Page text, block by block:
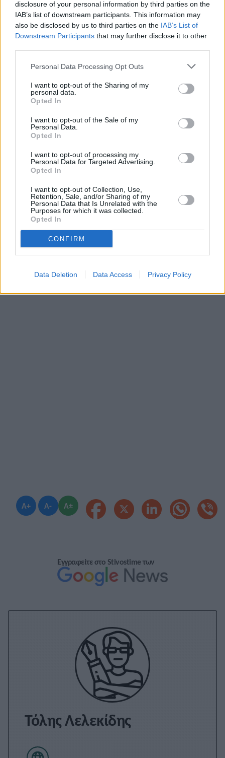
disclosure of your personal information by third parties on the
IAB’s list of downstream participants. This information may
also be disclosed by us to third parties on the IAB’s List of
Downstream Participants that may further disclose it to other
Personal Data Processing Opt Outs
I want to opt-out of the Sharing of my
personal data.
Opted In
I want to opt-out of the Sale of my
Personal Data.
Opted In
I want to opt-out of processing my
Personal Data for Targeted Advertising.
Opted In
I want to opt-out of Collection, Use,
Retention, Sale, and/or Sharing of my
Personal Data that Is Unrelated with the
Purposes for which it was collected.
Opted In
CONFIRM
Data Deletion Data Access Privacy Policy
A+ A- A±
WOJTUNIK Klaudia
SEDNEY Zoë
1792GRE
PESIRIDOU Elisavet
12.9313.17
1566DEN
HELTBECH Mathilde
Εγγραφείτε στο Stivostime των
Τόλης Λελεκίδης